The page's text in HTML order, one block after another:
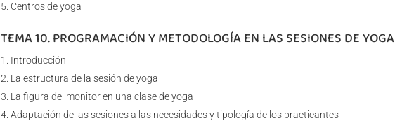
Centros de yoga
TEMA 10. PROGRAMACIÓN Y METODOLOGÍA EN LAS SESIONES DE YOGA
Introducción
La estructura de la sesión de yoga
La figura del monitor en una clase de yoga
Adaptación de las sesiones a las necesidades y tipología de los practicantes